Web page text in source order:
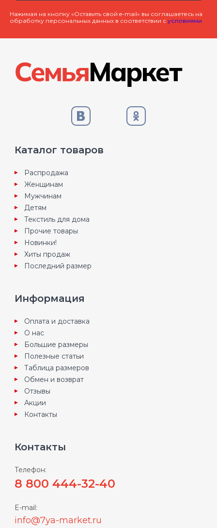
Нажимая на кнопку «Оставить свой e-mail» вы соглашаетесь на
обработку персональных данных в соответствии с условиями
Каталог товаров
Распродажа
Женщинам
Мужчинам
Детям
Текстиль для дома
Прочие товары
Новинки!
Хиты продаж
Последний размер
Информация
Оплата и доставка
О нас
Большие размеры
Полезные статьи
Таблица размеров
Обмен и возврат
Отзывы
Акции
Контакты
Контакты
Телефон:
8 800 444-32-40
E-mail:
info@7ya-market.ru